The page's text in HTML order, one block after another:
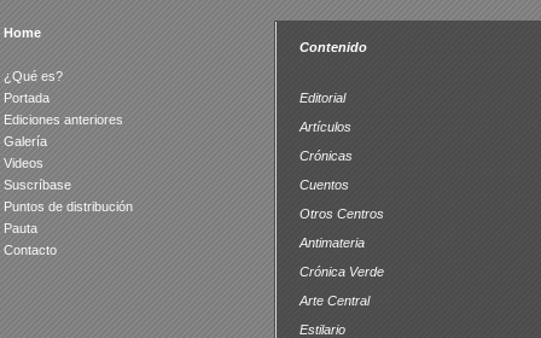
Home
¿Qué es?
Portada
Ediciones anteriores
Galería
Videos
Suscríbase
Puntos de distribución
Pauta
Contacto
Contenido
Editorial
Artículos
Crónicas
Cuentos
Otros Centros
Antimateria
Crónica Verde
Arte Central
Estilario